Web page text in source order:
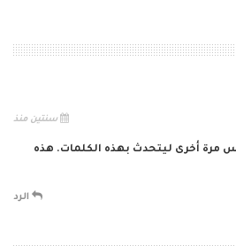
سنتين منذ
مرة أخرى ليتحدث بهذه الكلمات. هذه
الرد